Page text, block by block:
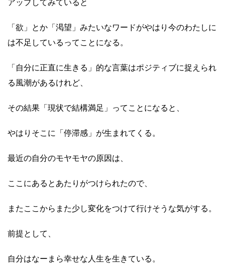
アップしてみていると
「欲」とか「渇望」みたいなワードがやはり今のわたしに
は不足しているってことになる。
「自分に正直に生きる」的な言葉はポジティブに捉えられ
る風潮があるけれど、
その結果「現状で結構満足」ってことになると、
やはりそこに「停滞感」が生まれてくる。
最近の自分のモヤモヤの原因は、
ここにあるとあたりがつけられたので、
またここからまた少し変化をつけて行けそうな気がする。
前提として、
自分はなーまら幸せな人生を生きている。